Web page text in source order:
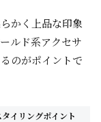
かく上品な印象
ルド系アクセサ
のがポイントで
タイリングポイント